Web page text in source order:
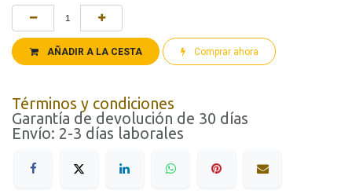
AÑADIR A LA CESTA Comprar ahora
Términos y condiciones
Garantía de devolución de 30 días
Envío: 2-3 días laborales